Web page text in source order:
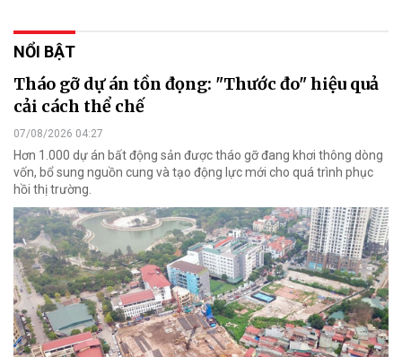
NỔI BẬT
Tháo gỡ dự án tồn đọng: "Thước đo" hiệu quả
cải cách thể chế
07/08/2026 04:27
Hơn 1.000 dự án bất động sản được tháo gỡ đang khơi thông dòng
vốn, bổ sung nguồn cung và tạo động lực mới cho quá trình phục
hồi thị trường.